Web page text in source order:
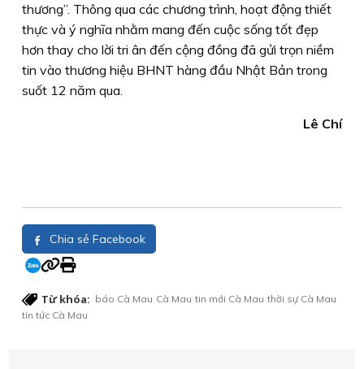
thương”. Thông qua các chương trình, hoạt động thiết
thực và ý nghĩa nhằm mang đến cuộc sống tốt đẹp
hơn thay cho lời tri ân đến cộng đồng đã gửi trọn niềm
tin vào thương hiệu BHNT hàng đầu Nhật Bản trong
suốt 12 năm qua.
Lê Chí
Chia sẻ Facebook
Từ khóa: báo Cà Mau Cà Mau tin mới Cà Mau thời sự Cà Mau
tin tức Cà Mau